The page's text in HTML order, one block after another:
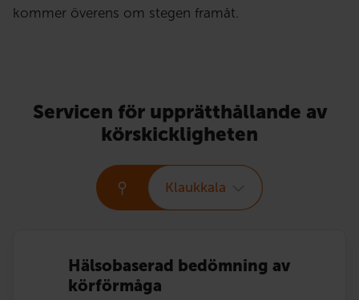
kommer överens om stegen framåt.
Servicen för upprätthållande av
körskickligheten
Klaukkala
Hälsobaserad bedömning av
körförmåga